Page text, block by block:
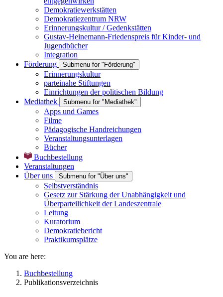
Demokratiewerkstätten
Demokratiezentrum NRW
Erinnerungskultur / Gedenkstätten
Gustav-Heinemann-Friedenspreis für Kinder- und
Jugendbücher
Integration
Förderung
Submenu for "Förderung"
Erinnerungskultur
parteinahe Stiftungen
Einrichtungen der politischen Bildung
Mediathek
Submenu for "Mediathek"
Apps und Games
Filme
Pädagogische Handreichungen
Veranstaltungsunterlagen
Bücher
Buchbestellung
Veranstaltungen
Über uns
Submenu for "Über uns"
Selbstverständnis
Gesetz zur Stärkung der Unabhängigkeit und
Überparteilichkeit der Landeszentrale
Leitung
Kuratorium
Demokratiebericht
Praktikumsplätze
You are here:
Buchbestellung
Publikationsverzeichnis